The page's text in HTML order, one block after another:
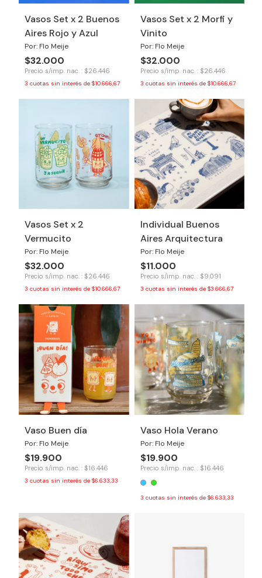
Vasos Set x 2 Buenos
Aires Rojo y Azul
Por: Flo Meije
$32.000
Precio s/imp. nac. : $26.446
3 cuotas sin interés de $10.666,67
Vasos Set x 2 Morfi y
Vinito
Por: Flo Meije
$32.000
Precio s/imp. nac. : $26.446
3 cuotas sin interés de $10.666,67
Vasos Set x 2
Vermucito
Por: Flo Meije
$32.000
Precio s/imp. nac. : $26.446
3 cuotas sin interés de $10.666,67
Individual Buenos
Aires Arquitectura
Por: Flo Meije
$11.000
Precio s/imp. nac. : $9.091
3 cuotas sin interés de $3.666,67
Vaso Buen día
Por: Flo Meije
$19.900
Precio s/imp. nac. : $16.446
3 cuotas sin interés de $6.633,33
Vaso Hola Verano
Por: Flo Meije
$19.900
Precio s/imp. nac. : $16.446
3 cuotas sin interés de $6.633,33